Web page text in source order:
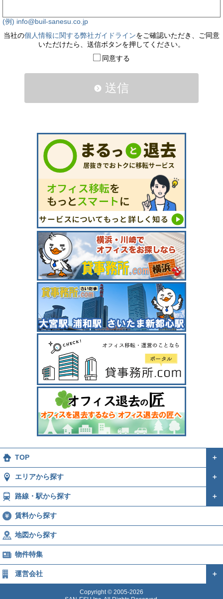
(例) info@buil-sanesu.co.jp
当社の個人情報に関する弊社ガイドラインをご確認いただき、ご同意
いただけたら、送信ボタンを押してください。
同意する
送信
TOP ＋
エリアから探す ＋
路線・駅から探す ＋
賃料から探す
地図から探す
物件特集
運営会社 ＋
Copyright © 2005-2026